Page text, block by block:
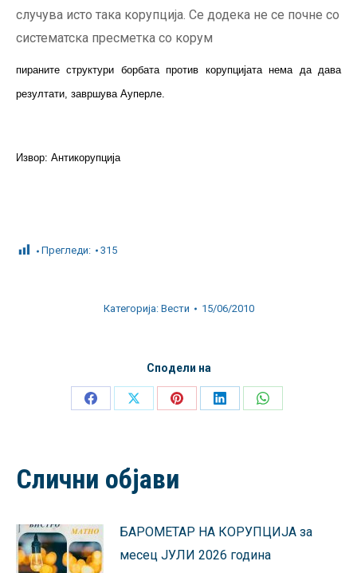
случува исто така корупција. Се додека не се почне со
систематска пресметка со корум
пираните структури борбата против корупцијата нема да дава
резултати, завршува Ауперле.
Извор: Антикорупција
Прегледи: 315
Категорија: Вести 15/06/2010
Сподели на
Share
Share
Share
Share
Share
Слични објави
БАРОМЕТАР НА КОРУПЦИЈА за
месец ЈУЛИ 2026 година